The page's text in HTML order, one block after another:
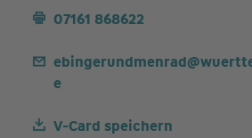
07161 868622
e
V-Card speichern